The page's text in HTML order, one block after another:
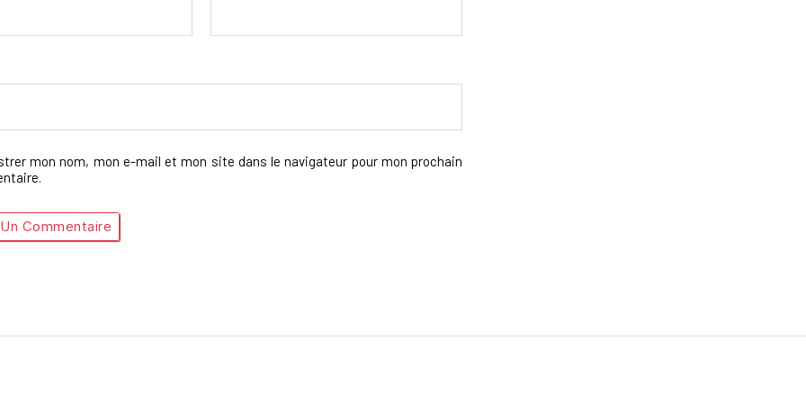
mon nom, mon e-mail et mon site dans le navigateur pour mon prochain